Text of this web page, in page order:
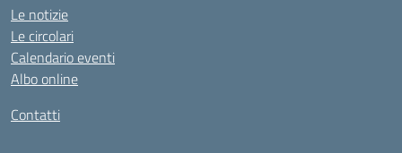
Le notizie
Le circolari
Calendario eventi
Albo online
Contatti